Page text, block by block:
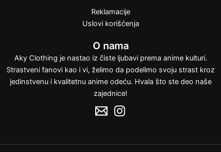
Reklamacije
Uslovi korišćenja
O nama
Aky Clothing je nastao iz čiste ljubavi prema anime kulturi.
Strastveni fanovi kao i vi, želimo da podelimo svoju strast kroz
jedinstvenu i kvalitetnu anime odeću. Hvala što ste deo naše
zajednice!